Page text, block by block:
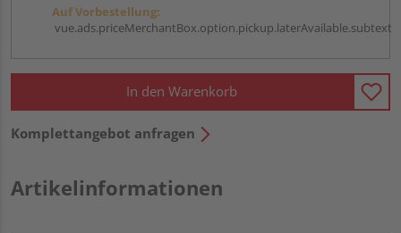
Auf Vorbestellung:
vue.ads.priceMerchantBox.option.pickup.laterAvailable.subtext
In den Warenkorb
Komplettangebot anfragen
Artikelinformationen